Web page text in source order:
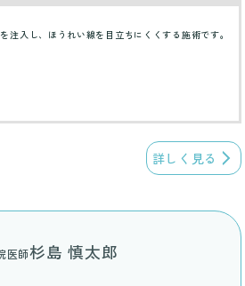
注入し、ほうれい線を目立ちにくくする施術です。
詳しく見る
医師杉島 慎太郎